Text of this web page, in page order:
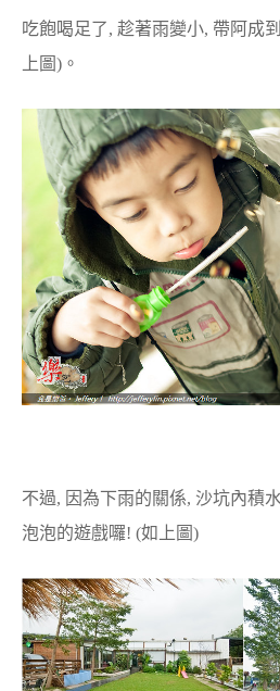
吃飽喝足了, 趁著雨變小, 帶阿成
上圖)。
不過, 因為下雨的關係, 沙坑內積
泡泡的遊戲囉! (如上圖)